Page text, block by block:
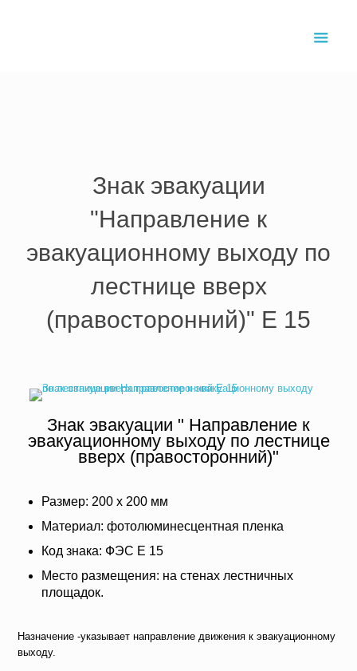
эвакуации направление к эвакуационному выходу по лестнице
Знак эвакуации
"Направление к
эвакуационному выходу по
лестнице вверх
(правосторонний)" E 15
Знак эвакуации " Направление к
эвакуационному выходу по лестнице
вверх (правосторонний)"
Размер: 200 х 200 мм
Материал: фотолюминесцентная пленка
Код знака: ФЭС Е 15
Место размещения: на стенах лестничных
площадок.
Назначение -указывает направление движения к эвакуационному
выходу.